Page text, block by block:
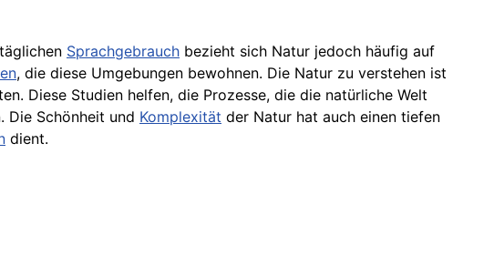
Sprachgebrauch bezieht sich Natur jedoch häufig auf
, die diese Umgebungen bewohnen. Die Natur zu verstehen ist
Diese Studien helfen, die Prozesse, die die natürliche Welt
Die Schönheit und Komplexität der Natur hat auch einen tiefen
dient.